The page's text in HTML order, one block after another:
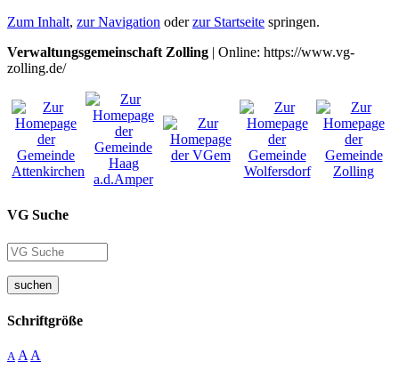
Zum Inhalt, zur Navigation oderzur Startseite springen.
Verwaltungsgemeinschaft Zolling | Online: https://www.vg-
zolling.de/
VG Suche
suchen
Schriftgröße
A A A